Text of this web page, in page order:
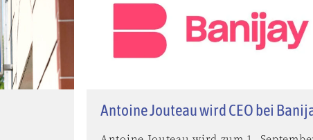
Antoine Jouteau wird CEO bei